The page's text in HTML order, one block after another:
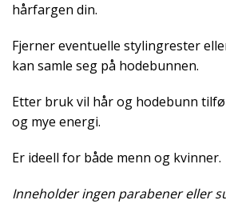
hårfargen din.
Fjerner eventuelle stylingrester
kan samle seg på hodebunnen.
Etter bruk vil hår og hodebunn
og mye energi.
Er ideell for både menn og kvinner.
Inneholder ingen parabener eller